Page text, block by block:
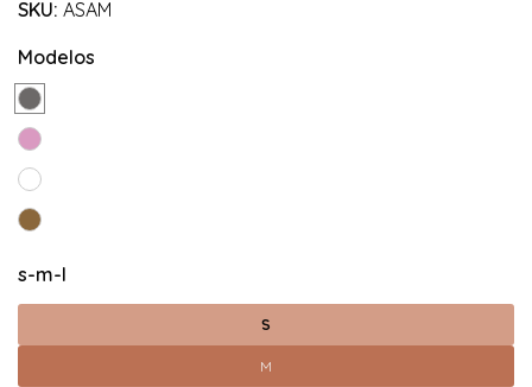
SKU: ASAM
Modelos
s-m-l
S
M